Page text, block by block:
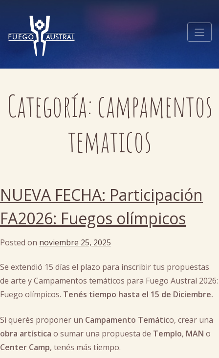
Categoría: campamentos
tematicos
NUEVA FECHA: Participación
FA2026: Fuegos olímpicos
Posted on noviembre 25, 2025
Se extendió 15 días el plazo para inscribir tus propuestas
de arte y Campamentos temáticos para Fuego Austral 2026:
Fuego olímpicos. Tenés tiempo hasta el 15 de Diciembre.
Si querés proponer un Campamento Temático, crear una
obra artística o sumar una propuesta de Templo, MAN o
Center Camp, tenés más tiempo.